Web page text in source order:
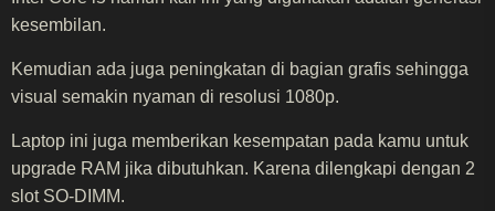
kesembilan.
Kemudian ada juga peningkatan di bagian grafis sehingga
visual semakin nyaman di resolusi 1080p.
Laptop ini juga memberikan kesempatan pada kamu untuk
upgrade RAM jika dibutuhkan. Karena dilengkapi dengan 2
slot SO-DIMM.